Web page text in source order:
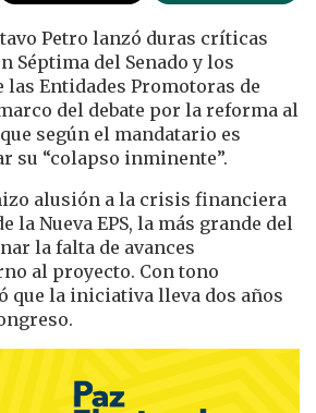
Petro lanzó duras críticas
Séptima del Senado y los
las Entidades Promotoras de
del debate por la reforma al
según el mandatario es
su “colapso inminente”.
alusión a la crisis financiera
la Nueva EPS, la más grande del
la falta de avances
al proyecto. Con tono
que la iniciativa lleva dos años